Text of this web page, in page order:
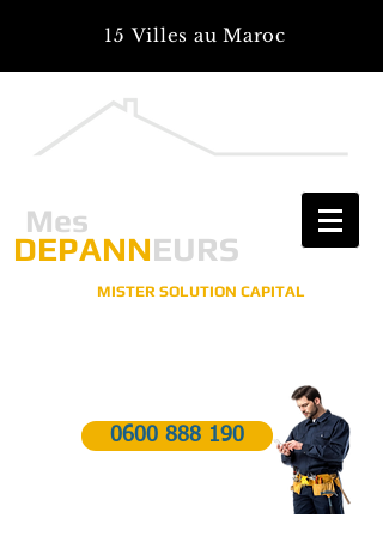
15 Villes au Maroc
DEPANNEURS
Mes
MISTER SOLUTION CAPITAL
0600 888 190